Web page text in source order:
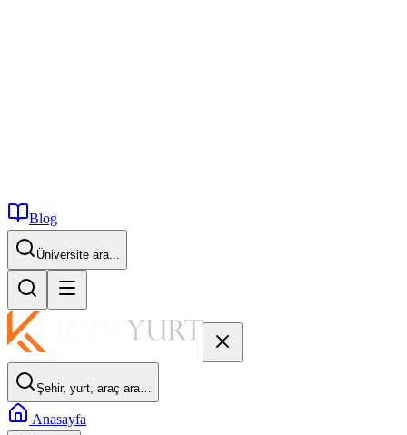
Blog
Üniversite ara...
Şehir, yurt, araç ara…
Anasayfa